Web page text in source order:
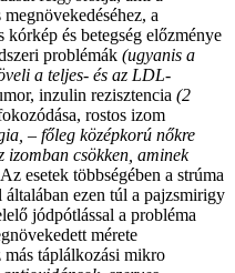
a
kórkép és betegség előzménye
problémák (ugyanis a
a teljes- és az LDL-
inzulin rezisztencia (2
rostos izom
– főleg középkorú nőkre
izomban csökken, aminek
esetek többségében a strúma
ezen túl a pajzsmirigy
jódpótlással a probléma
mérete
táplálkozási mikro